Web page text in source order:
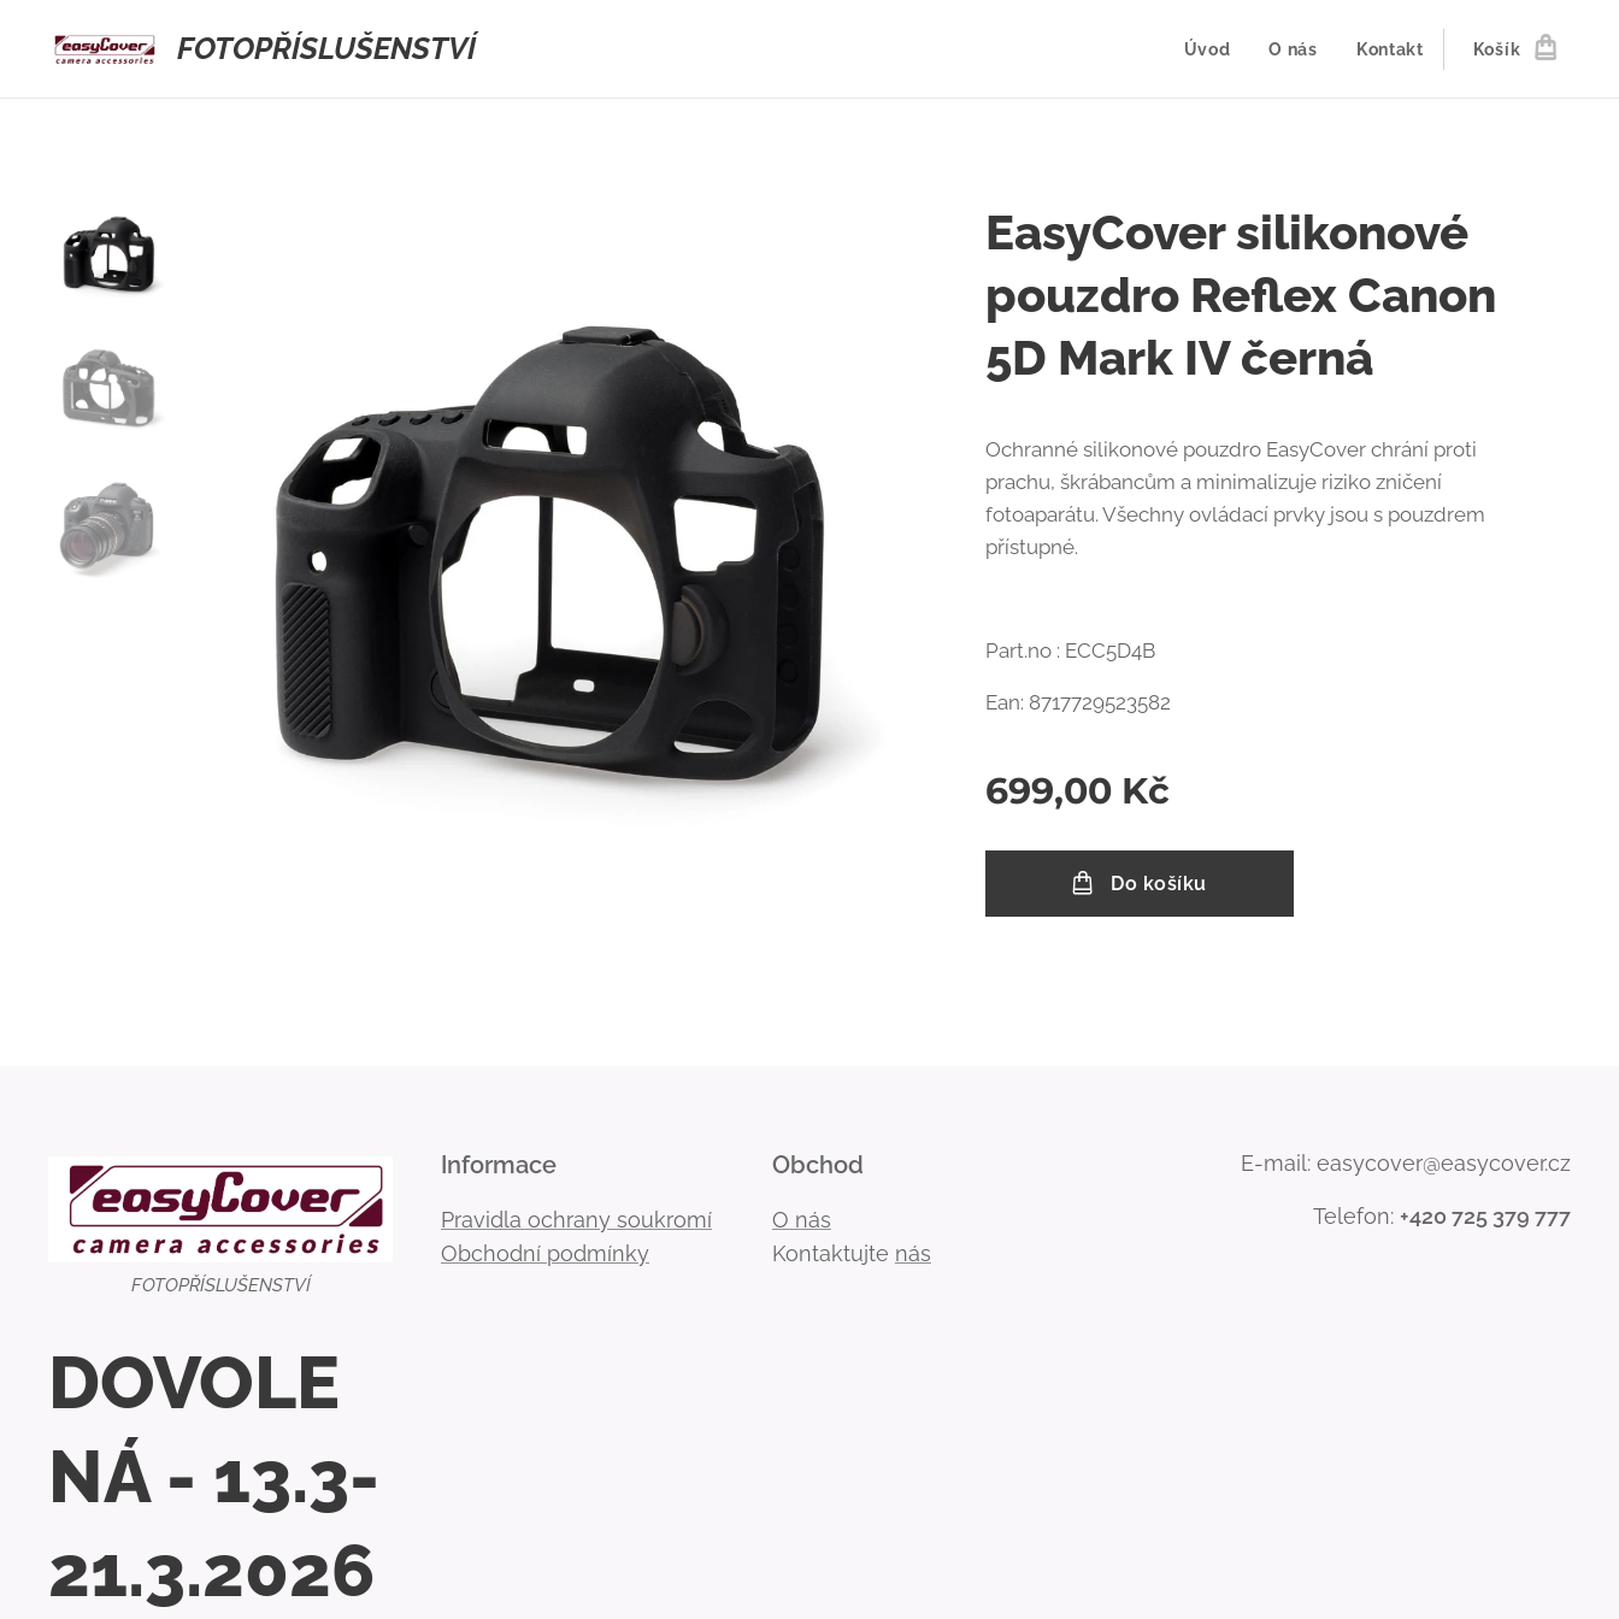
FOTOPŘÍSLUŠENSTVÍ Úvod O nás Kontakt Košík
EasyCover silikonové
pouzdro Reflex Canon
5D Mark IV černá
Ochranné silikonové pouzdro EasyCover chrání proti
prachu, škrábancům a minimalizuje riziko zničení
fotoaparátu. Všechny ovládací prvky jsou s pouzdrem
přístupné.
Part.no : ECC5D4B
Ean: 8717729523582
699,00 Kč
Do košíku
FOTOPŘÍSLUŠENSTVÍ
DOVOLE
NÁ - 13.3-
21.3.2026
Informace
Pravidla ochrany soukromí
Obchodní podmínky
Obchod
O nás
Kontaktujte nás
E-mail: easycover@easycover.cz
Telefon: +420 725 379 777